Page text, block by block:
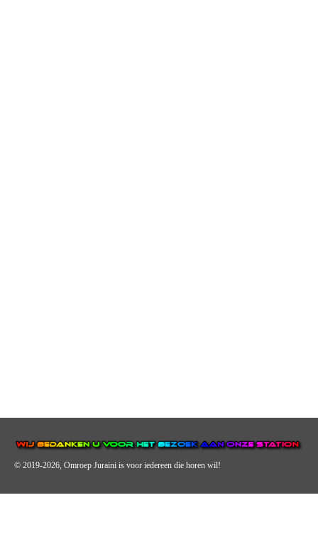
© 2019-2026, Omroep Juraini is voor iedereen die horen wil!